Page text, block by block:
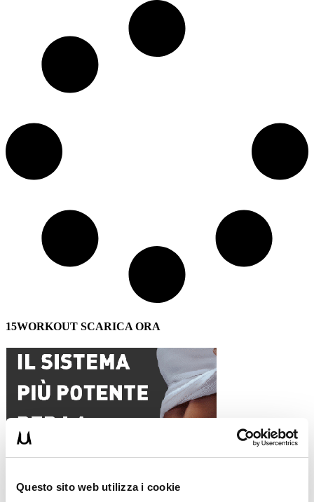
Questo sito web utilizza i cookie
15WORKOUT SCARICA ORA